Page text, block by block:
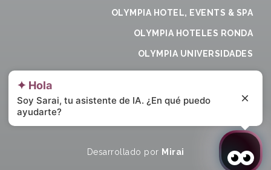
OLYMPIA HOTEL, EVENTS & SPA
OLYMPIA HOTELES RONDA
OLYMPIA UNIVERSIDADES
Desarrollado por Mirai
✦ Hola
Soy Sarai, tu asistente de IA. ¿En qué puedo
ayudarte?